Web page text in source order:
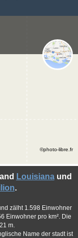
Louisianaund
.
zälht 1.598 Einwohner
Einwohner pro km². Die
m.
Name der stadt ist
©photo-libre.fr